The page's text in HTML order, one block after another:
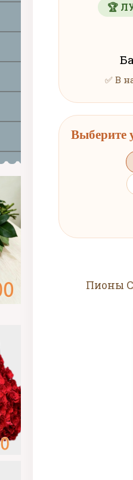
🏆
✅ В
Выберите
Пионы